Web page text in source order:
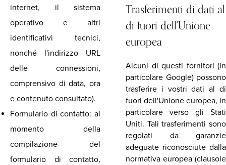
internet, il sistema
operativo e altri
identificativi tecnici,
nonché l'indirizzo URL
delle connessioni,
comprensivo di data, ora
e contenuto consultato).
Formulario di contatto: al
momento della
compilazione del
formulario di contatto,
Trasferimenti di dati al
di fuori dell'Unione
europea
Alcuni di questi fornitori (in
particolare Google) possono
trasferire i vostri dati al di
fuori dell'Unione europea, in
particolare verso gli Stati
Uniti. Tali trasferimenti sono
regolati da garanzie
adeguate riconosciute dalla
normativa europea (clausole